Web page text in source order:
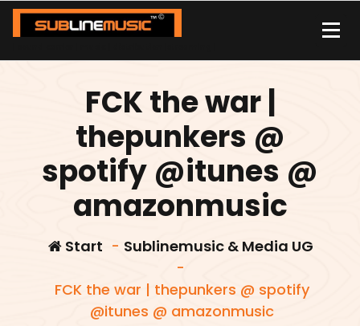
Zum
Inhalt
FCK the war |
thepunkers @
spotify @itunes @
amazonmusic
Start - Sublinemusic & Media UG
-
FCK the war | thepunkers @ spotify
@itunes @ amazonmusic